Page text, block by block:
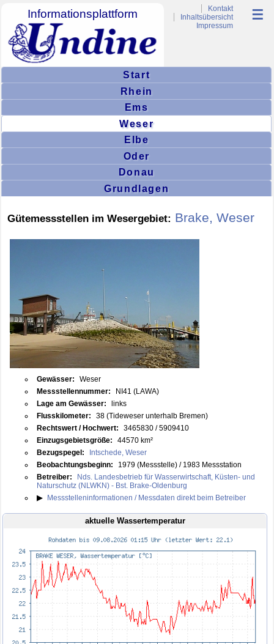
Informationsplattform ☰
Kontakt
Inhaltsübersicht
Impressum
Start
Rhein
Ems
Weser
Elbe
Oder
Donau
Grundlagen
Gütemessstellen im Wesergebiet: Brake, Weser
Gewässer:
Weser
Messstellennummer:
NI41 (LAWA)
Lage am Gewässer:
links
Flusskilometer:
38 (Tideweser unterhalb Bremen)
Rechtswert / Hochwert:
3465830 / 5909410
Einzugsgebietsgröße:
44570 km²
Bezugspegel:
Intschede, Weser
Beobachtungsbeginn:
1979 (Messstelle) / 1983 Messstation
Betreiber:
Nds. Landesbetrieb für Wasserwirtschaft, Küsten- und
Naturschutz (NLWKN) - Bst. Brake-Oldenburg
▶ Messstelleninformationen / Messdaten direkt beim Betreiber
aktuelle Wassertemperatur